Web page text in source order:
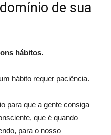
de sua
hábitos.
hábito requer paciência.
para que a gente consiga
que é quando
para o nosso